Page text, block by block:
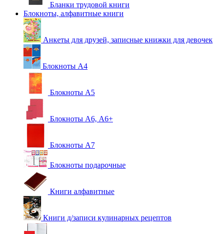
Бланки трудовой книги
Блокноты, алфавитные книги
Анкеты для друзей, записные книжки для девочек
Блокноты А4
Блокноты А5
Блокноты А6, А6+
Блокноты А7
Блокноты подарочные
Книги алфавитные
Книги д/записи кулинарных рецептов